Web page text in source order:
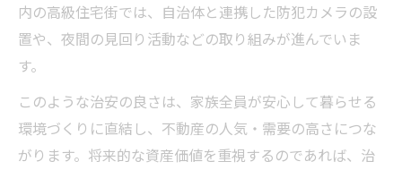
内の高級住宅街では、自治体と連携した防犯カメラの設
置や、夜間の見回り活動などの取り組みが進んでいま
す。
このような治安の良さは、家族全員が安心して暮らせる
環境づくりに直結し、不動産の人気・需要の高さにつな
がります。将来的な資産価値を重視するのであれば、治